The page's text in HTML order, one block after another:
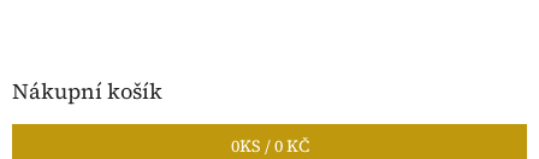
Nákupní košík
0KS /0 KČ